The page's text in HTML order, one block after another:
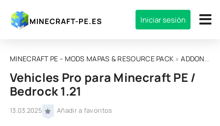
MINECRAFT-PE.ES Iniciar sesión
MINECRAFT PE - MODS MAPAS & RESOURCE PACK »ADDONS
Vehicles Pro para Minecraft PE /
Bedrock 1.21
13.03.2025 Añadir a favoritos